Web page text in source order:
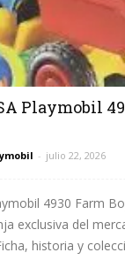
Playmobil
- julio 22, 2026
4930 Farm
exclusiva del
historia y